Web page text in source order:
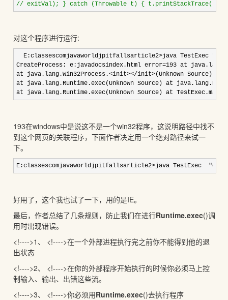
// exitVal); } catch (Throwable t) { t.printStackTrace();
对这个程序进行运行:
E:classescomjavaworldjpitfallsarticle2>java TestExec
CreateProcess: e:javadocsindex.html error=193 at
at java.lang.Win32Process.<init></init>(Unknown Source)
at java.lang.Runtime.exec(Unknown Source) at
at java.lang.Runtime.exec(Unknown Source) at
193在windows中是说这不是一个win32程序，这说明路径中找不
到这个网页的关联程序，下面作者决定用一个绝对路径来试一
下。
E:classescomjavaworldjpitfallsarticle2>java TestExec
好用了，这个我也试了一下，用的是IE。
最后，作者总结了几条规则，防止我们在进行Runtime.exec()调
用时出现错误。
<!---->1、 <!---->在一个外部进程执行完之前你不能得到他的退
出状态
<!---->2、 <!---->在你的外部程序开始执行的时候你必须马上控
制输入、输出、出错这些流。
<!---->3、 <!---->你必须用Runtime.exec()去执行程序